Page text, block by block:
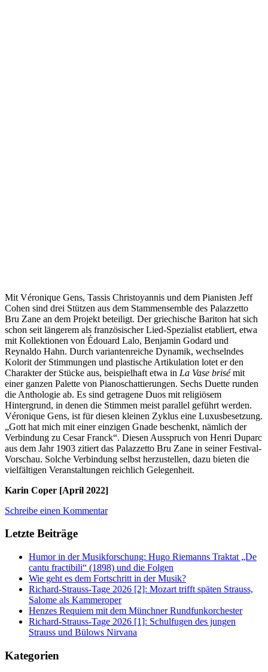
Mit Véronique Gens, Tassis Christoyannis und dem Pianisten Jeff
Cohen sind drei Stützen aus dem Stammensemble des Palazzetto
Bru Zane an dem Projekt beteiligt. Der griechische Bariton hat sich
schon seit längerem als französischer Lied-Spezialist etabliert, etwa
mit Kollektionen von Édouard Lalo, Benjamin Godard und
Reynaldo Hahn. Durch variantenreiche Dynamik, wechselndes
Kolorit der Stimmungen und plastische Artikulation lotet er den
Charakter der Stücke aus, beispielhaft etwa in La Vase brisémit
einer ganzen Palette von Pianoschattierungen. Sechs Duette runden
die Anthologie ab. Es sind getragene Duos mit religiösem
Hintergrund, in denen die Stimmen meist parallel geführt werden.
Véronique Gens, ist für diesen kleinen Zyklus eine Luxusbesetzung.
„Gott hat mich mit einer einzigen Gnade beschenkt, nämlich der
Verbindung zu Cesar Franck“. Diesen Ausspruch von Henri Duparc
aus dem Jahr 1903 zitiert das Palazzetto Bru Zane in seiner Festival-
Vorschau. Solche Verbindung selbst herzustellen, dazu bieten die
vielfältigen Veranstaltungen reichlich Gelegenheit.
Karin Coper [April 2022]
Schreibe einen Kommentar
Letzte Beiträge
Humor in der Musikforschung: Hugo Riemanns Traktat „De
cantu fractibili“ (1898) und die Folgen
Wie geht es dem Fortschritt in der Musik?
Richard-Strauss-Tage 2026 [2]: Mozart trifft späten Strauss,
Salome als Kammeroper
Henzes Requiem mit dem Münchner Rundfunkorchester
Richard-Strauss-Tage 2026 [1]: Schulfugen des jungen
Strauss und Bülows Nirvana
Kategorien